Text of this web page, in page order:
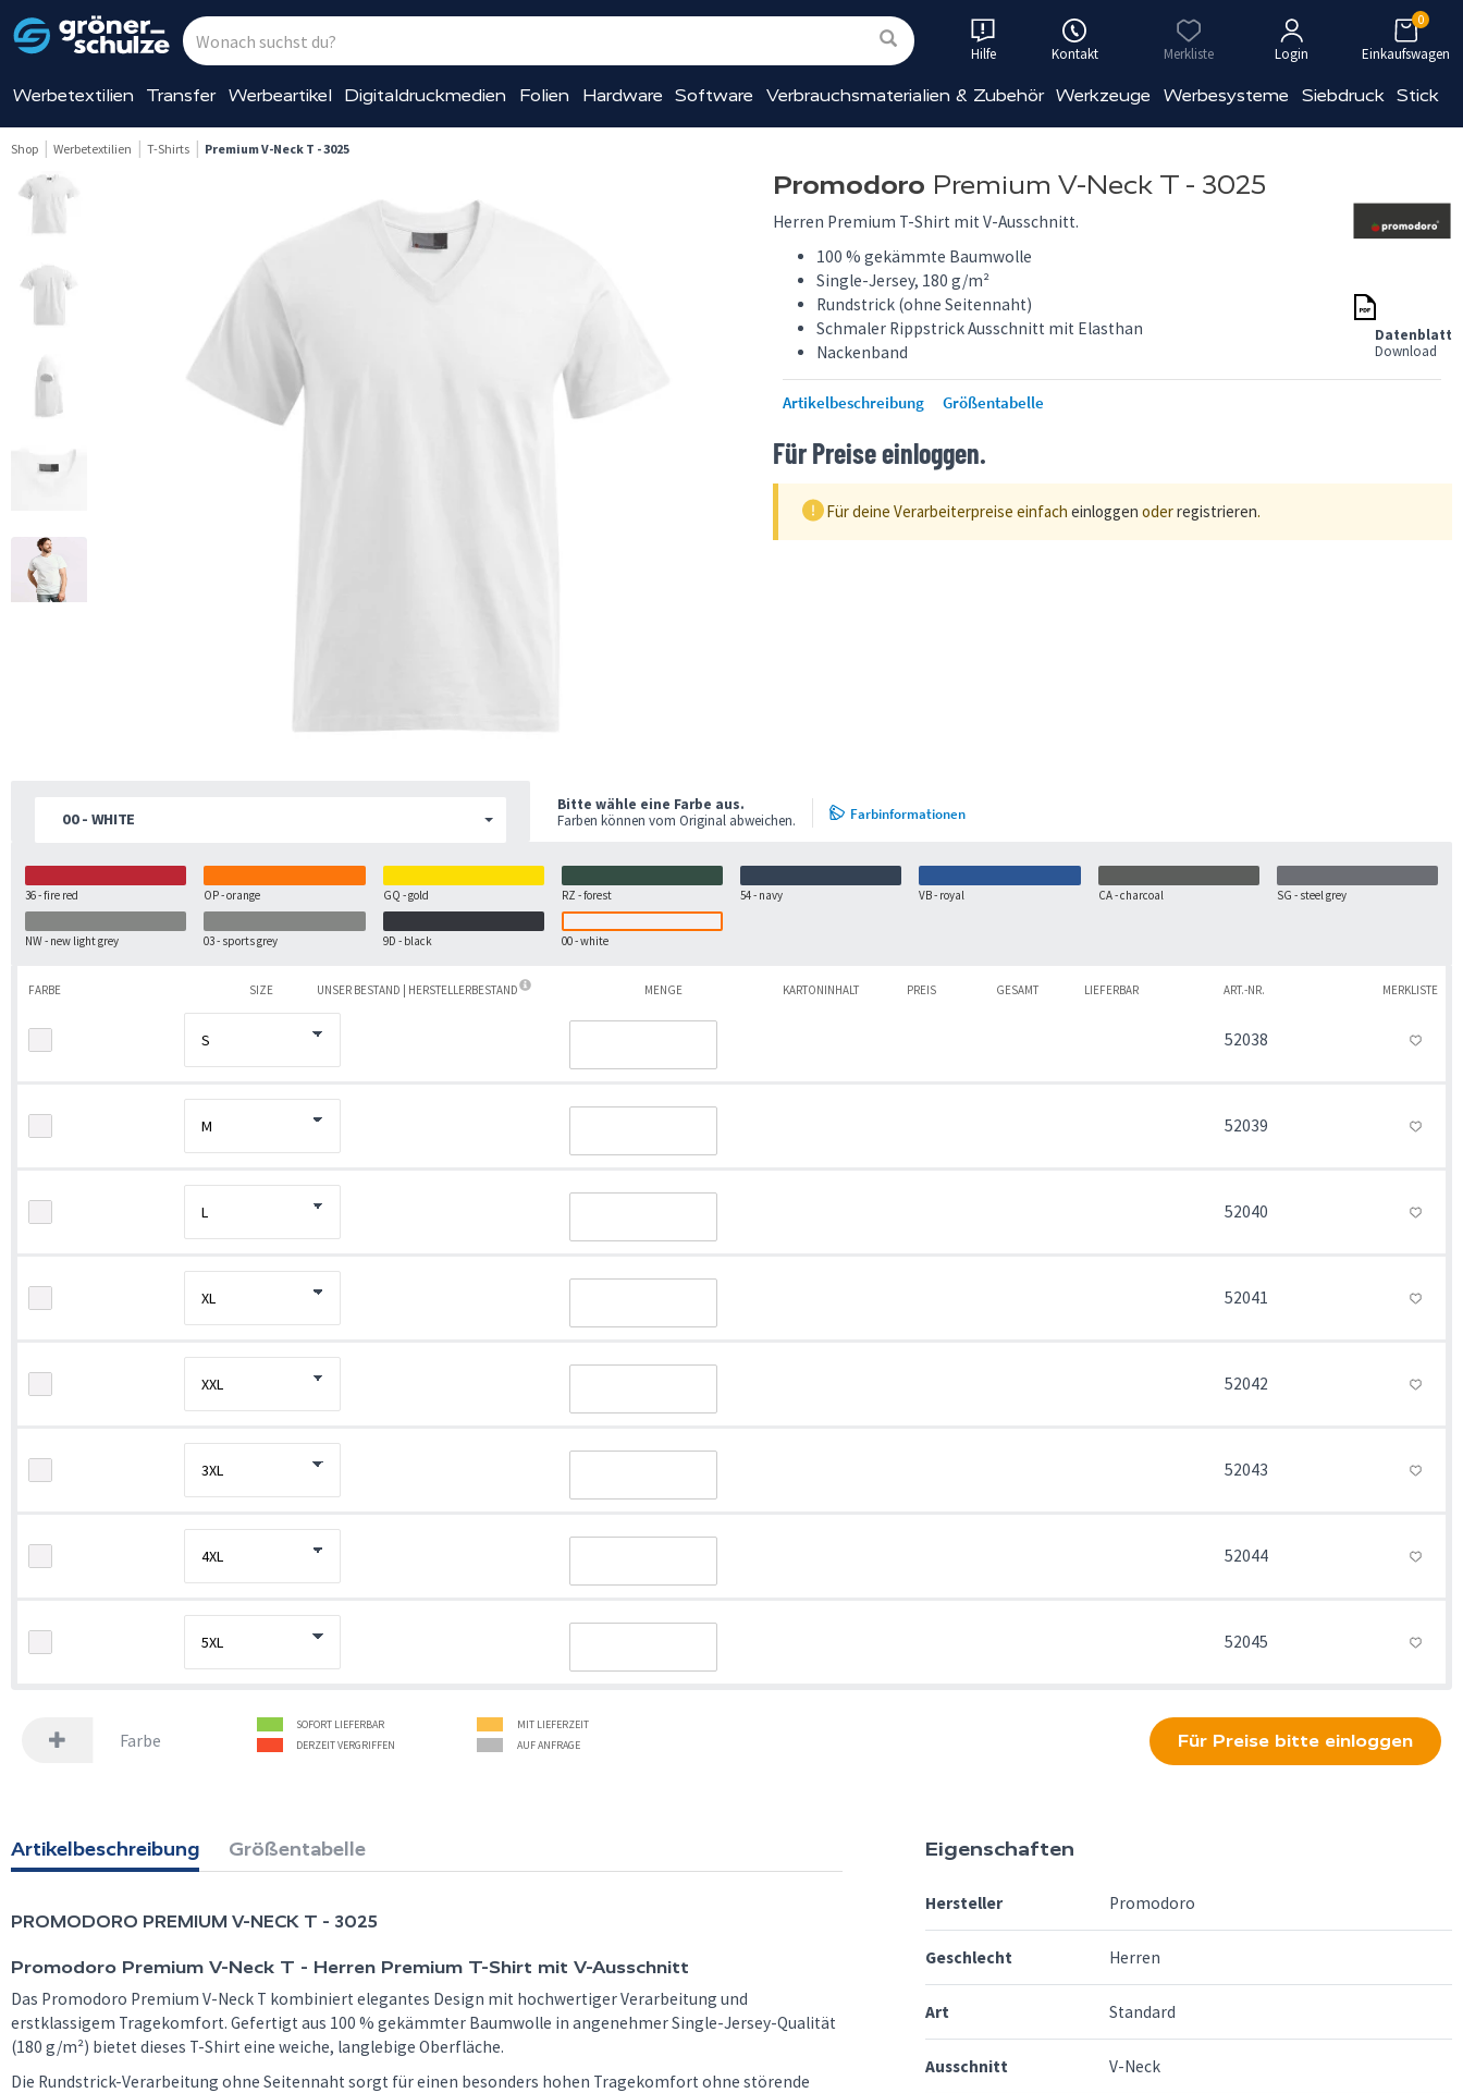
Hilfe Kontakt Merkliste Login Einkaufswagen
0
Werbetextilien Transfer Werbeartikel Digitaldruckmedien Folien Hardware Software Verbrauchsmaterialien & Zubehör Werkzeuge Werbesysteme Siebdruck Stick
Shop Werbetextilien T-Shirts Premium V-Neck T - 3025
Promodoro Premium V-Neck T - 3025
Herren Premium T-Shirt mit V-Ausschnitt.
100 % gekämmte Baumwolle
Single-Jersey, 180 g/m²
Rundstrick (ohne Seitennaht)
Schmaler Rippstrick Ausschnitt mit Elasthan
Nackenband
Datenblatt
Download
Artikelbeschreibung Größentabelle
Für Preise einloggen.
Für deine Verarbeiterpreise einfach einloggen oderregistrieren.
36 - fire red OP - orange GQ - gold RZ - forest 54 - navy VB - royal CA - charcoal SG - steel grey
NW - new light grey 03 - sports grey 9D - black 00 - white
00 - WHITE
Bitte wähle eine Farbe aus.
Farben können vom Original abweichen.
Farbinformationen
FARBE SIZE UNSER BESTAND | HERSTELLERBESTAND MENGE KARTONINHALT PREIS GESAMT LIEFERBAR ART.-NR.
52038
MERKLISTE
52039
52040
52041
52042
52043
52044
52045
Farbe
SOFORT LIEFERBAR
MIT LIEFERZEIT
DERZEIT VERGRIFFEN
AUF ANFRAGE Für Preise bitte einloggen
Artikelbeschreibung Größentabelle
PROMODORO PREMIUM V-NECK T - 3025
Promodoro Premium V-Neck T - Herren Premium T-Shirt mit V-Ausschnitt
Das Promodoro Premium V-Neck T kombiniert elegantes Design mit hochwertiger Verarbeitung und
erstklassigem Tragekomfort. Gefertigt aus 100 % gekämmter Baumwolle in angenehmer Single-Jersey-Qualität
(180 g/m²) bietet dieses T-Shirt eine weiche, langlebige Oberfläche.
Die Rundstrick-Verarbeitung ohne Seitennaht sorgt für einen besonders hohen Tragekomfort ohne störende
Eigenschaften
Hersteller Promodoro
Geschlecht Herren
Art Standard
Ausschnitt V-Neck